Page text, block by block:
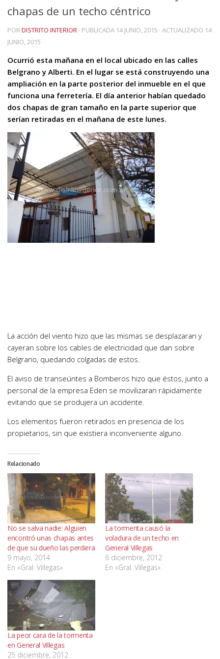
chapas de un techo céntrico
PORDISTRITO INTERIOR · PUBLICADA 14 JUNIO, 2015 · ACTUALIZADO 14
JUNIO, 2015
Ocurrió esta mañana en el local ubicado en las calles
Belgrano y Alberti. En el lugar se está construyendo una
ampliación en la parte posterior del inmueble en el que
funciona una ferretería. El día anterior habían quedado
dos chapas de gran tamaño en la parte superior que
serían retiradas en el mañana de este lunes.
La acción del viento hizo que las mismas se desplazaran y
cayeran sobre los cables de electricidad que dan sobre
Belgrano, quedando colgadas de estos.
El aviso de transeúntes a Bomberos hizo que éstos, junto a
personal de la empresa Eden se movilizaran rápidamente
evitando que se produjera un accidente.
Los elementos fueron retirados en presencia de los
propietarios, sin que existiera inconveniente alguno.
Relacionado
No se salva nadie: Alguien
encontró unas chapas antes
de que su dueño las perdiera
9 mayo, 2014
En «Gral. Villegas»
La tormenta causó la
voladura de un techo en
General Villegas
6 diciembre, 2012
En «Gral. Villegas»
La peor cara de la tormenta
en General Villegas
25 diciembre, 2012